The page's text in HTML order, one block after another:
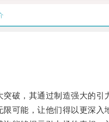
，其通过制造强大的引
能，让他们得以更深入